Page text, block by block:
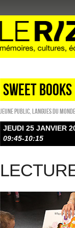
sweet books
Jeune public Langues du monde
JEUDI 25 JANVIER
09:45-10:15